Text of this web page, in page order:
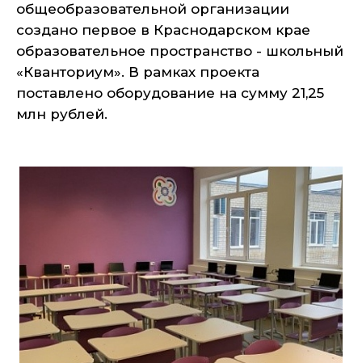
общеобразовательной организации
создано первое в Краснодарском крае
образовательное пространство - школьный
«Кванториум». В рамках проекта
поставлено оборудование на сумму 21,25
млн рублей.